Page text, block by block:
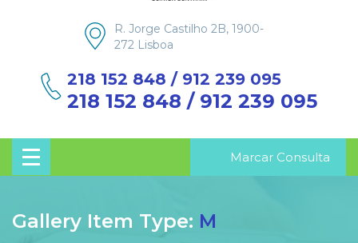
R. Jorge Castilho 2B, 1900-
272 Lisboa
218 152 848 / 912 239 095
218 152 848 / 912 239 095
Marcar Consulta
Gallery Item Type: M